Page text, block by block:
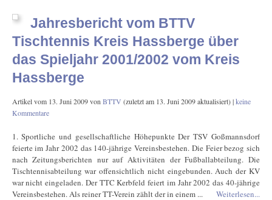
Jahresbericht vom BTTV
Tischtennis Kreis Hassberge über
das Spieljahr 2001/2002 vom Kreis
Hassberge
Artikel vom 13. Juni 2009von BTTV (zuletzt am 13. Juni 2009aktualisiert) |keine
Kommentare
1. Sportliche und gesellschaftliche Höhepunkte Der TSV Goßmannsdorf
feierte im Jahr 2002 das 140-jährige Vereinsbestehen. Die Feier bezog sich
nach Zeitungsberichten nur auf Aktivitäten der Fußballabteilung. Die
Tischtennisabteilung war offensichtlich nicht eingebunden. Auch der KV
war nicht eingeladen. Der TTC Kerbfeld feiert im Jahr 2002 das 40-jährige
Vereinsbestehen. Als reiner TT-Verein zählt der in einem ...
Weiterlesen...